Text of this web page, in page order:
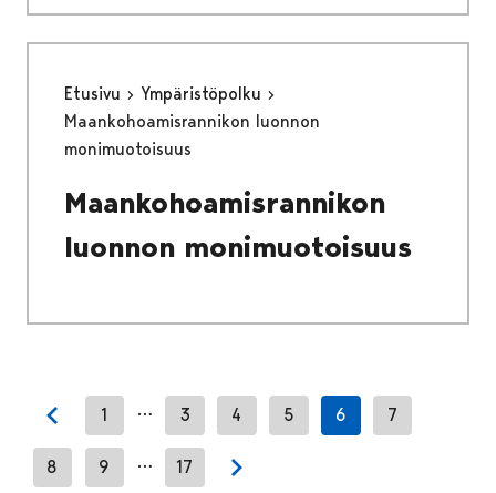
Etusivu
Ympäristöpolku
Maankohoamisrannikon luonnon
monimuotoisuus
Maankohoamisrannikon
luonnon monimuotoisuus
Previous page
1 … 3 4 5 6 7
8 9 … 17
Next page